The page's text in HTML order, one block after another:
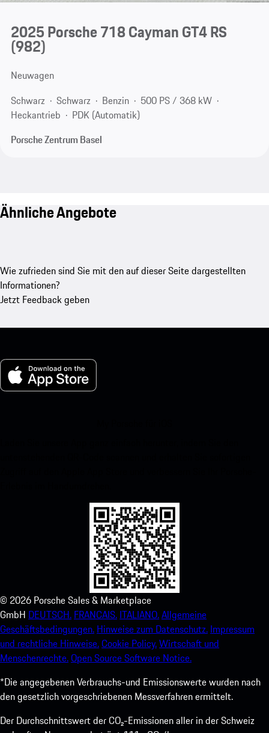
2025 Porsche 718 Cayman GT4 RS
(982)
Neuwagen
Schwarz
Schwarz Benzin
500 PS / 368 kW
Heckantrieb
PDK (Automatik)
Porsche Zentrum Basel
Ähnliche Angebote
Wie zufrieden sind Sie mit den auf dieser Seite dargestellten
Informationen?
Jetzt Feedback geben
© 2026 Porsche Sales & Marketplace
GmbH DEUTSCH. FRANCAIS. ITALIANO.Allgemeine
Geschäftsbedingungen. Hinweise zum Datenschutz. Impressum
und rechtliche Hinweise.Cookie Policy.Wirtschaft und
Menschenrechte.Open Source Software Notice.
*Die angegebenen Verbrauchs-und Emissionswerte wurden nach
den gesetzlich vorgeschriebenen Messverfahren ermittelt.
Der Durchschnittswert der CO₂-Emissionen aller in der Schweiz